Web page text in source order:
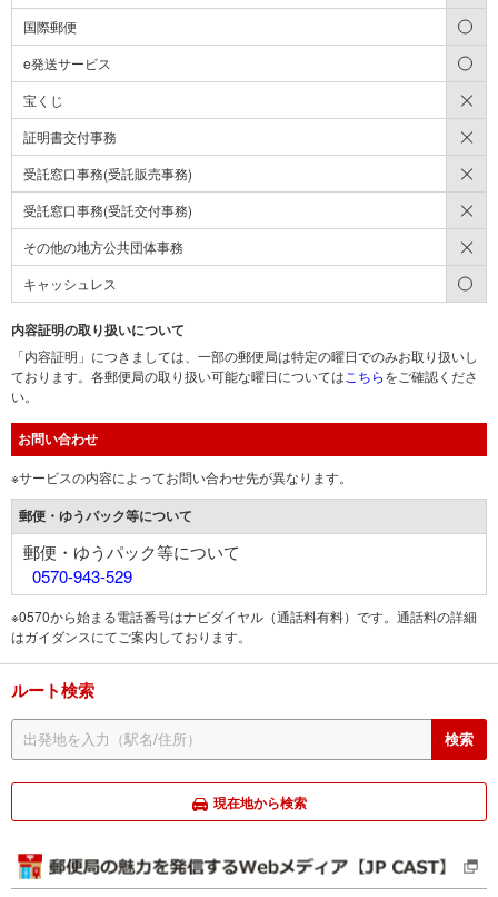
国際郵便
e発送サービス
宝くじ
証明書交付事務
受託窓口事務(受託販売事務)
受託窓口事務(受託交付事務)
その他の地方公共団体事務
キャッシュレス
内容証明の取り扱いについて
「内容証明」につきましては、一部の郵便局は特定の曜日でのみお取り扱いし
ております。各郵便局の取り扱い可能な曜日については こちらをご確認くださ
い。
お問い合わせ
※サービスの内容によってお問い合わせ先が異なります。
郵便・ゆうパック等について
郵便・ゆうパック等について
0570-943-529
※0570から始まる電話番号はナビダイヤル（通話料有料）です。通話料の詳細
はガイダンスにてご案内しております。
ルート検索
現在地から検索